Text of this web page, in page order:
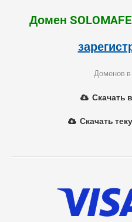
Домен
Доменов
Скачать
Скачать